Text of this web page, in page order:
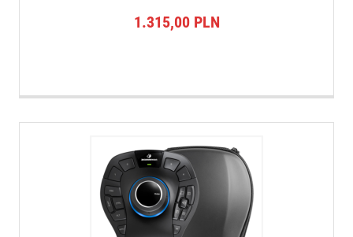
1.315,00 PLN